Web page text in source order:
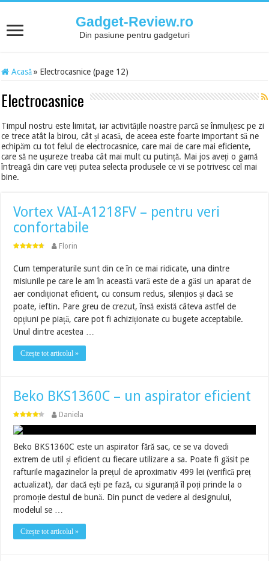
Gadget-Review.ro
Din pasiune pentru gadgeturi
Acasă » Electrocasnice (page 12)
Electrocasnice
Timpul nostru este limitat, iar activitățile noastre parcă se înmulțesc pe zi
ce trece atât la birou, cât și acasă, de aceea este foarte important să ne
echipăm cu tot felul de electrocasnice, care mai de care mai eficiente,
care să ne ușureze treaba cât mai mult cu putință. Mai jos aveți o gamă
întreagă din care veți putea selecta produsele ce vi se potrivesc cel mai
bine.
Vortex VAI-A1218FV – pentru veri
confortabile
Florin
Cum temperaturile sunt din ce în ce mai ridicate, una dintre
misiunile pe care le am în această vară este de a găsi un aparat de
aer condiționat eficient, cu consum redus, silențios și dacă se
poate, ieftin. Pare greu de crezut, însă există câteva astfel de
opțiuni pe piață, care pot fi achiziționate cu bugete acceptabile.
Unul dintre acestea …
Citește tot articolul »
Beko BKS1360C – un aspirator eficient
Daniela
Beko BKS1360C este un aspirator fără sac, ce se va dovedi
extrem de util și eficient cu fiecare utilizare a sa. Poate fi găsit pe
rafturile magazinelor la prețul de aproximativ 499 lei (verifică preț
actualizat), dar dacă ești pe fază, cu siguranță îl poți prinde la o
promoție destul de bună. Din punct de vedere al designului,
modelul se …
Citește tot articolul »